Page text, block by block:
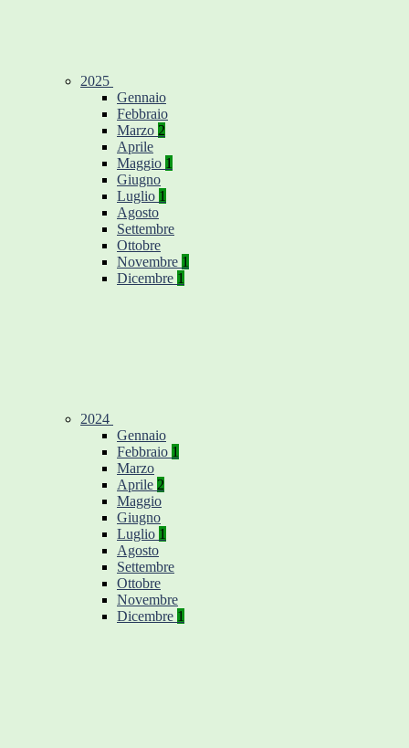
2025
Gennaio
Febbraio
Marzo 2
Aprile
Maggio 1
Giugno
Luglio 1
Agosto
Settembre
Ottobre
Novembre 1
Dicembre 1
2024
Gennaio
Febbraio 1
Marzo
Aprile 2
Maggio
Giugno
Luglio 1
Agosto
Settembre
Ottobre
Novembre
Dicembre 1